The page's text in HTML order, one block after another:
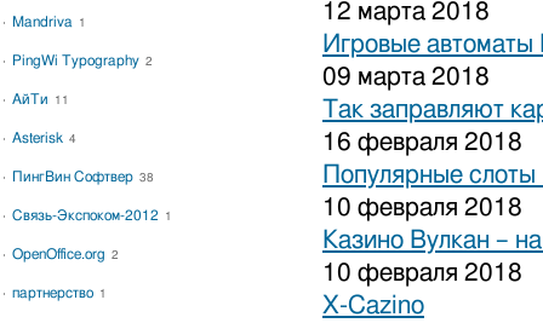
12 марта 2018
Игровые автоматы
09 марта 2018
Так заправляют
16 февраля 2018
Популярные слоты
10 февраля 2018
Казино Вулкан –
10 февраля 2018
X-Cazino
Mandriva 1
PingWi Typography 2
АйТи 11
Asterisk 4
ПингВин Софтвер 38
Связь-Экспоком-2012 1
OpenOffice.org 2
партнерство 1